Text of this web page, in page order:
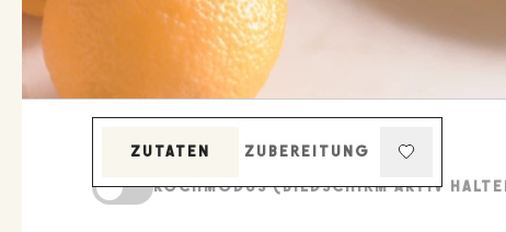
ZUTATEN
ZUBEREITUNG
KOCHMODUS (BILDSCHIRM AKTIV